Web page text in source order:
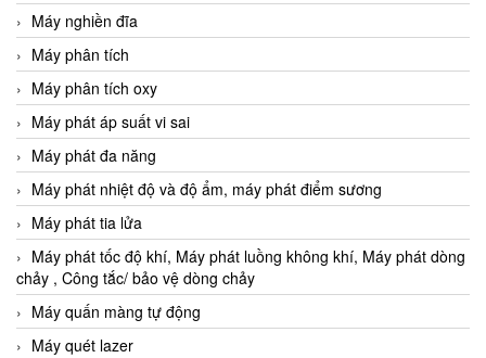
Máy nghiền đĩa
Máy phân tích
Máy phân tích oxy
Máy phát áp suất vi sai
Máy phát đa năng
Máy phát nhiệt độ và độ ẩm, máy phát điểm sương
Máy phát tia lửa
Máy phát tốc độ khí, Máy phát luồng không khí, Máy phát dòng
chảy , Công tắc/ bảo vệ dòng chảy
Máy quấn màng tự động
Máy quét lazer